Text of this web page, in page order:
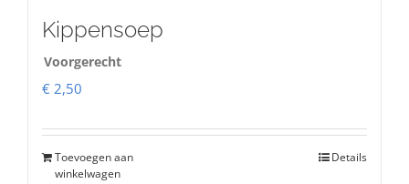
Kippensoep
Voorgerecht
€ 2,50
Toevoegen aan
winkelwagen
Details